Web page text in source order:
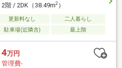
2階 / 2DK（38.49m2）
更新料なし
二人暮らし
駐車場(近隣含) 最上階
4万円
管理費-